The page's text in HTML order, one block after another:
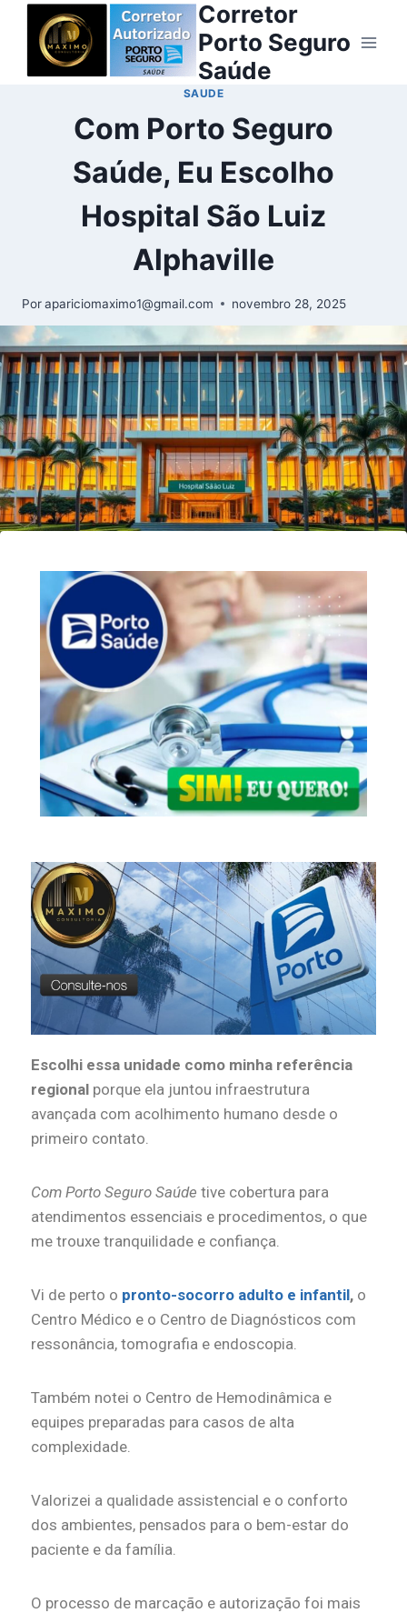
Corretor
Porto Seguro
Saúde
SAUDE
Com Porto Seguro
Saúde, Eu Escolho
Hospital São Luiz
Alphaville
Porapariciomaximo1@gmail.com novembro 28, 2025
Escolhi essa unidade como minha referência
regional porque ela juntou infraestrutura
avançada com acolhimento humano desde o
primeiro contato.
Com Porto Seguro Saúde tive cobertura para
atendimentos essenciais e procedimentos, o que
me trouxe tranquilidade e confiança.
Vi de perto o pronto-socorro adulto e infantil, o
Centro Médico e o Centro de Diagnósticos com
ressonância, tomografia e endoscopia.
Também notei o Centro de Hemodinâmica e
equipes preparadas para casos de alta
complexidade.
Valorizei a qualidade assistencial e o conforto
dos ambientes, pensados para o bem-estar do
paciente e da família.
O processo de marcação e autorização foi mais